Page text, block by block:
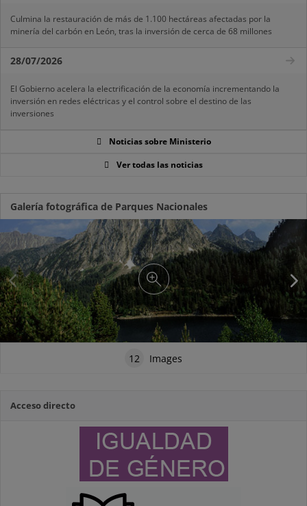
Culmina la restauración de más de 1.100 hectáreas afectadas por la
minería del carbón en León, tras la inversión de cerca de 68 millones
28/07/2026
El Gobierno acelera la electrificación de la economía incrementando la
inversión en redes eléctricas y el control sobre el destino de las
inversiones
Noticias sobre Ministerio
Ver todas las noticias
Galería fotográfica de Parques Nacionales
12 Images
Acceso directo